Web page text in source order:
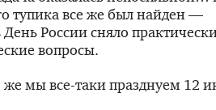
тупика все же был найден —
России сняло
вопросы.
же мывсе-такипразднуем 12